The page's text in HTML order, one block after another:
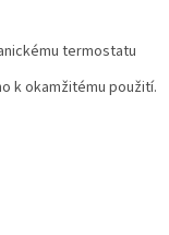
termostatu
k okamžitému použití.